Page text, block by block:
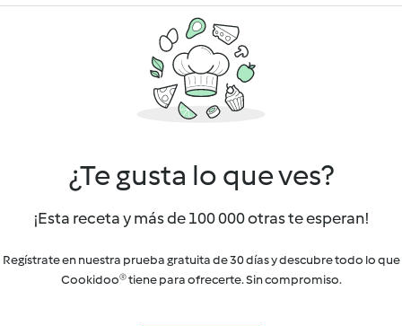
¿Te gusta lo que ves?
¡Esta receta y más de 100 000 otras te esperan!
Regístrate en nuestra prueba gratuita de 30 días y descubre todo lo que
Cookidoo® tiene para ofrecerte. Sin compromiso.